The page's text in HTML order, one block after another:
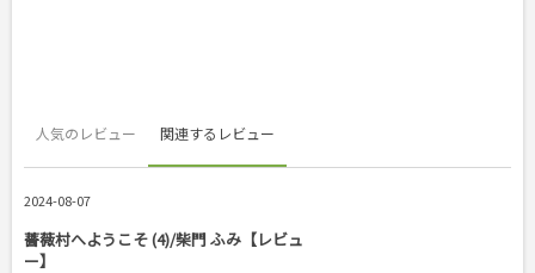
人気のレビュー 関連するレビュー
2024-08-07
薔薇村へようこそ (4)/柴門 ふみ【レビュ
ー】